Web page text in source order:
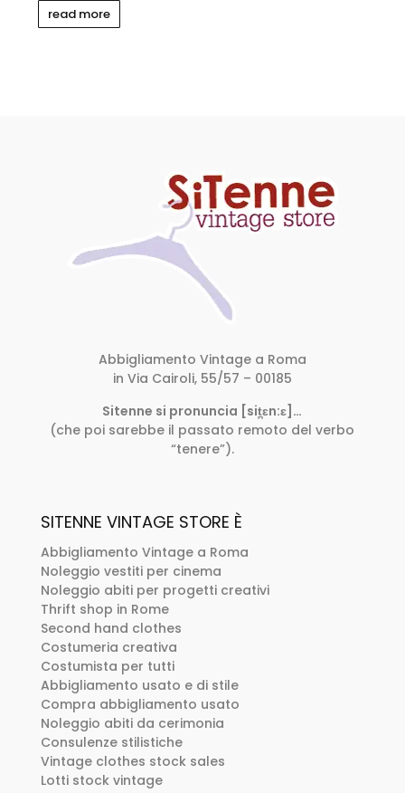
read more
Abbigliamento Vintage a Roma
in Via Cairoli, 55/57 – 00185
Sitenne si pronuncia [sit̪ɛn:ɛ]…
(che poi sarebbe il passato remoto del verbo
“tenere”).
SITENNE VINTAGE STORE È
Abbigliamento Vintage a Roma
Noleggio vestiti per cinema
Noleggio abiti per progetti creativi
Thrift shop in Rome
Second hand clothes
Costumeria creativa
Costumista per tutti
Abbigliamento usato e di stile
Compra abbigliamento usato
Noleggio abiti da cerimonia
Consulenze stilistiche
Vintage clothes stock sales
Lotti stock vintage